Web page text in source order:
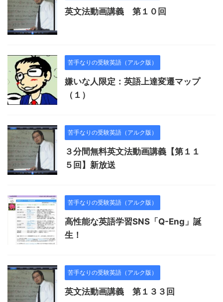
英文法動画講義 第１０回
苦手なりの受験英語（アルク版）
嫌いな人限定：英語上達変遷マップ
（１）
苦手なりの受験英語（アルク版）
３分間無料英文法動画講義【第１１
５回】新放送
苦手なりの受験英語（アルク版）
高性能な英語学習SNS「Q-Eng」誕
生！
苦手なりの受験英語（アルク版）
英文法動画講義 第１３３回